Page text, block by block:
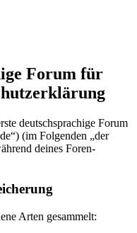
Forum für
deutschsprachige Forum
(im Folgenden „der
deines Foren-
Arten gesammelt: